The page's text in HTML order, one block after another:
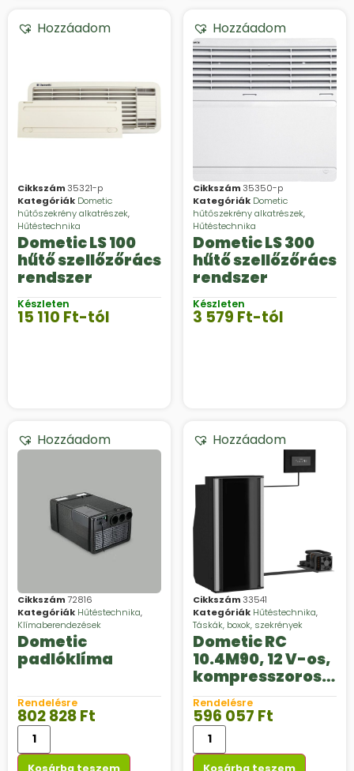
Hozzáadom
Cikkszám 35321-p
Kategóriák Dometic
hűtőszekrény alkatrészek,
Hűtéstechnika
Dometic LS 100
hűtő szellőzőrács
rendszer
Készleten
15 110 Ft-tól
Hozzáadom
Cikkszám 35350-p
Kategóriák Dometic
hűtőszekrény alkatrészek,
Hűtéstechnika
Dometic LS 300
hűtő szellőzőrács
rendszer
Készleten
3 579 Ft-tól
Hozzáadom
Cikkszám72816
Kategóriák Hűtéstechnika,
Klímaberendezések
Dometic
padlóklíma
Rendelésre
802 828Ft
Kosárba teszem
Hozzáadom
Cikkszám 33541
Kategóriák Hűtéstechnika,
Táskák, boxok, szekrények
Dometic RC
10.4M90, 12 V-os,
kompresszoros
hűtőszekrény 90
l, duplazsanéros
ajtó
Rendelésre
596 057 Ft
Kosárba teszem